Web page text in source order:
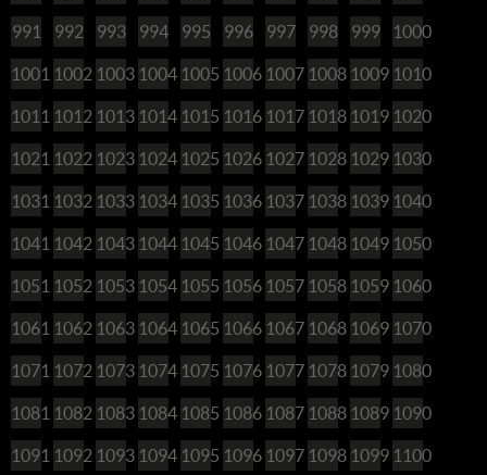
991 992 993 994 995 996 997 998 999 1000
1001 1002 1003 1004 1005 1006 1007 1008 1009 1010
1011 1012 1013 1014 1015 1016 1017 1018 1019 1020
1021 1022 1023 1024 1025 1026 1027 1028 1029 1030
1031 1032 1033 1034 1035 1036 1037 1038 1039 1040
1041 1042 1043 1044 1045 1046 1047 1048 1049 1050
1051 1052 1053 1054 1055 1056 1057 1058 1059 1060
1061 1062 1063 1064 1065 1066 1067 1068 1069 1070
1071 1072 1073 1074 1075 1076 1077 1078 1079 1080
1081 1082 1083 1084 1085 1086 1087 1088 1089 1090
1091 1092 1093 1094 1095 1096 1097 1098 1099 1100